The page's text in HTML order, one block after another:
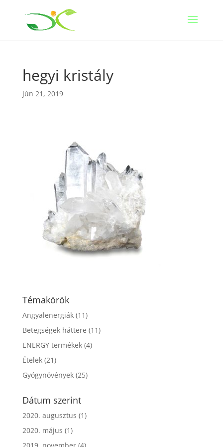
hegyi kristály
jún 21, 2019
Témakörök
Angyalenergiák(11)
Betegségek háttere (11)
ENERGY termékek(4)
Ételek(21)
Gyógynövények(25)
Dátum szerint
2020. augusztus (1)
2020. május (1)